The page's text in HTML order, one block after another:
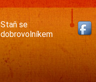
Staň se
dobrovolníkem